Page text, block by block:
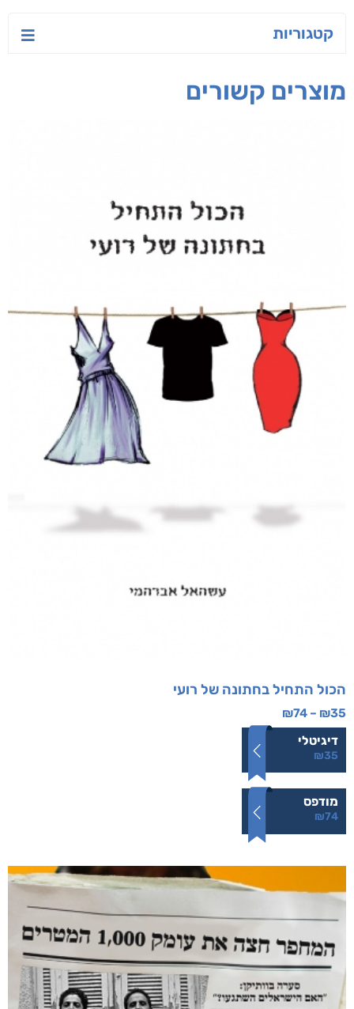
קטגוריות
מוצרים קשורים
הכול התחיל בחתונה של רועי
₪35
–
₪74
דיגיטלי
₪35
מודפס
₪74